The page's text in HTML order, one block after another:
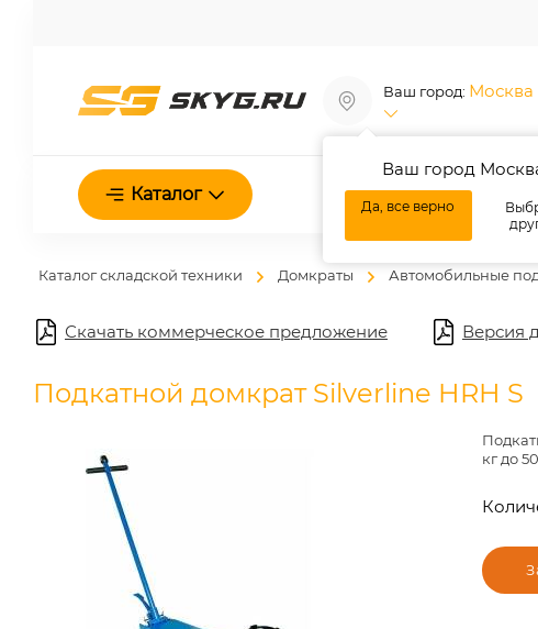
Ваш город: Москва
Ваш город
Да, все верно
Каталог О нас
Каталог складской техники Домкраты Автомобильные
Скачать коммерческое предложение Версия
Подкатной домкрат Silverline HRH S
кг до